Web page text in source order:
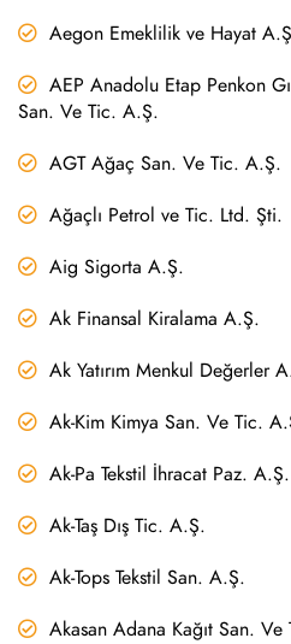
Aegon Emeklilik ve Hayat
AEP Anadolu Etap Penkon
San. Ve Tic. A.Ş.
AGT Ağaç San. Ve Tic. A.Ş.
Ağaçlı Petrol ve Tic. Ltd. Şti.
Aig Sigorta A.Ş.
Ak Finansal Kiralama A.Ş.
Ak Yatırım Menkul Değerler
Ak-Kim Kimya San. Ve Tic.
Ak-Pa Tekstil İhracat Paz. A.Ş.
Ak-Taş Dış Tic. A.Ş.
Ak-Tops Tekstil San. A.Ş.
Akasan Adana Kağıt San.